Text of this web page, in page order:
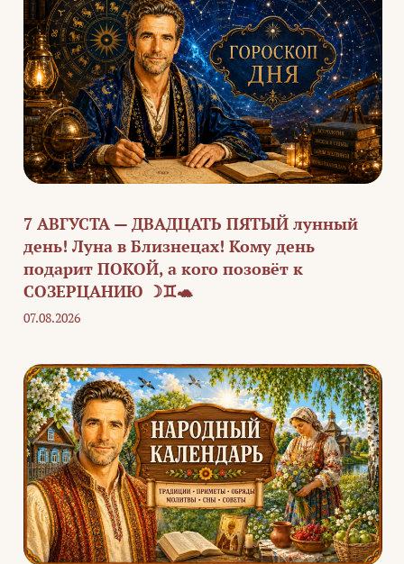
7 АВГУСТА — ДВАДЦАТЬ ПЯТЫЙ лунный
день! Луна в Близнецах! Кому день
подарит ПОКОЙ, а кого позовёт к
СОЗЕРЦАНИЮ ☽♊🐢
07.08.2026